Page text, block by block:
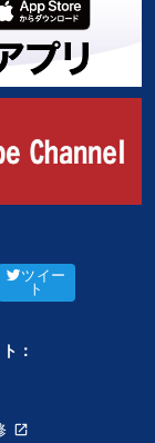
ツイー
ト
：